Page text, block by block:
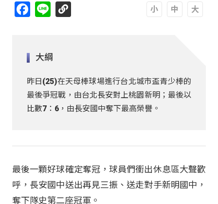
Facebook
Line
大綱
昨日(25)在天母棒球場進行台北城市盃青少棒的
最後爭冠戰，由台北長安對上桃園新明；最後以
比數7：6，由長安國中奪下最高榮譽。
最後一顆好球確定奪冠，球員們衝出休息區大聲歡
呼，長安國中送出再見三振、送走對手新明國中，
奪下隊史第二座冠軍。